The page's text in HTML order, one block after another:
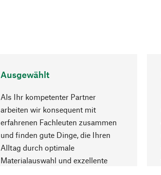
Ausgewählt
Als Ihr kompetenter Partner
arbeiten wir konsequent mit
erfahrenen Fachleuten zusammen
und finden gute Dinge, die Ihren
Alltag durch optimale
Materialauswahl und exzellente